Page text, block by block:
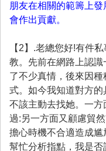
朋友在相關的範籌上
會作出貢獻。
【2】.老總您好!有件
教。先前在網路上認
了不少真情，後來因
式。如今我知道對方
不該主動去找她。一
過:另一方面又顧慮貿
擔心時機不合適造成
幫忙分析指點，我是